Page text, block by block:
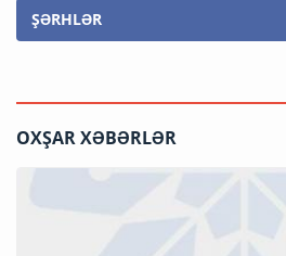
ŞƏRHLƏR
OXŞAR XƏBƏRLƏR